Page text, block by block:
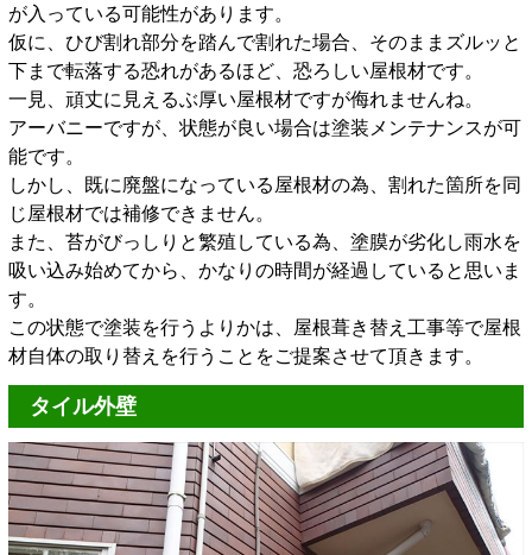
が入っている可能性があります。
仮に、ひび割れ部分を踏んで割れた場合、そのままズルッと
下まで転落する恐れがあるほど、恐ろしい屋根材です。
一見、頑丈に見えるぶ厚い屋根材ですが侮れませんね。
アーバニーですが、状態が良い場合は塗装メンテナンスが可
能です。
しかし、既に廃盤になっている屋根材の為、割れた箇所を同
じ屋根材では補修できません。
また、苔がびっしりと繁殖している為、塗膜が劣化し雨水を
吸い込み始めてから、かなりの時間が経過していると思いま
す。
この状態で塗装を行うよりかは、屋根葺き替え工事等で屋根
材自体の取り替えを行うことをご提案させて頂きます。
タイル外壁